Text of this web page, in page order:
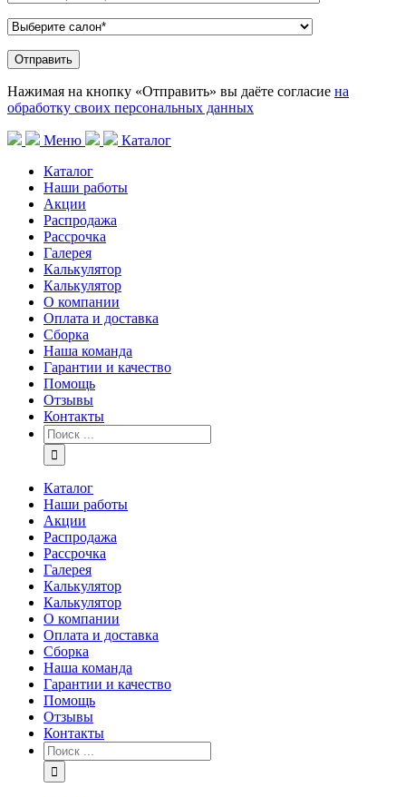
Нажимая на кнопку «Отправить» вы даёте согласие на
обработку своих персональных данных
Меню
Каталог
Каталог
Наши работы
Акции
Распродажа
Рассрочка
Галерея
Калькулятор
Калькулятор
О компании
Оплата и доставка
Сборка
Наша команда
Гарантии и качество
Помощь
Отзывы
Контакты
Каталог
Наши работы
Акции
Распродажа
Рассрочка
Галерея
Калькулятор
Калькулятор
О компании
Оплата и доставка
Сборка
Наша команда
Гарантии и качество
Помощь
Отзывы
Контакты